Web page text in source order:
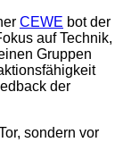
CEWE bot der
auf Technik,
Gruppen
der
sondern vor